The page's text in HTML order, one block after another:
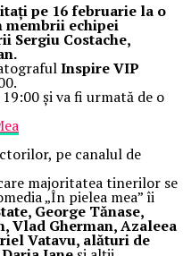
pe 16 februarie la o
membrii echipei
Sergiu Costache,
Inspire VIP
și va fi urmată de o
pe canalul de
majoritatea tinerilor se
„În pielea mea” îi
George Tănase,
Vlad Gherman, Azaleea
Vatavu, alături de